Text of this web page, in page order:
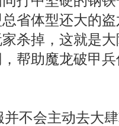
省体型还大的
杀掉，这就是
帮助魔龙破甲
不会主动去大